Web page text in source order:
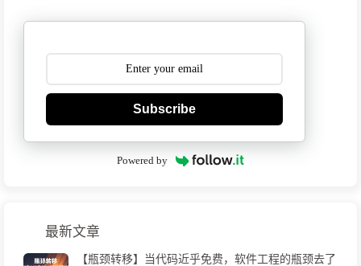
Subscribe
Powered by
最新文章
【瓶颈转移】当代码近乎免费，软件工程的瓶颈去了